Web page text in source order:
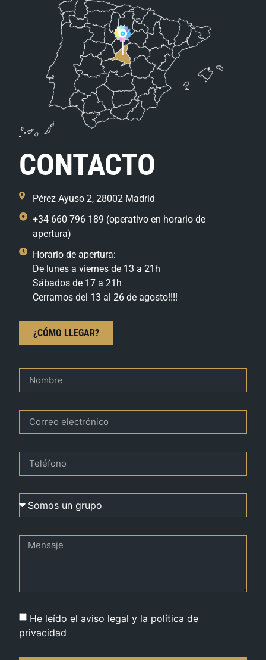
CONTACTO
Pérez Ayuso 2, 28002 Madrid
+34 660 796 189 (operativo en horario de
apertura)
Horario de apertura:
De lunes a viernes de 13 a 21h
Sábados de 17 a 21h
Cerramos del 13 al 26 de agosto!!!!
¿CÓMO LLEGAR?
He leído el aviso legal y la política de
privacidad